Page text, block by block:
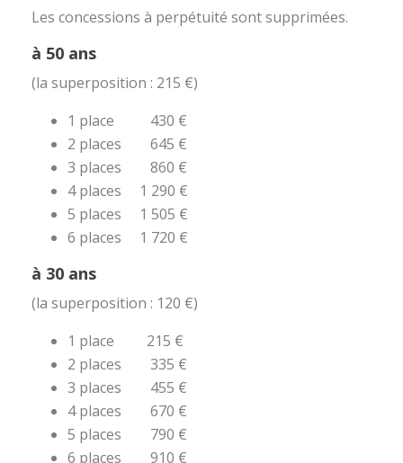
Les concessions à perpétuité sont supprimées.
à 50 ans
(la superposition : 215 €)
1 place 430 €
2 places 645 €
3 places 860 €
4 places 1 290 €
5 places 1 505 €
6 places 1 720 €
à 30 ans
(la superposition : 120 €)
1 place 215 €
2 places 335 €
3 places 455 €
4 places 670 €
5 places 790 €
6 places 910 €